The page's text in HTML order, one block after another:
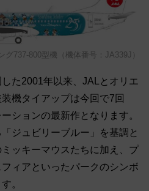
グ737-800型機（機体番号：JA339J）
た2001年以来、JALとオリエ
機タイアップは今回で7回
ションの最新作となります。
ジュビリーブルー」を基調と
ッキーマウスたちに加え、プ
ィアといったパークのシンボ
。